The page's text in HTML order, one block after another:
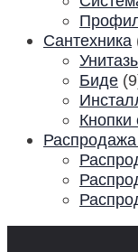
Сантехника
Биде
Кнопки
Распродажа